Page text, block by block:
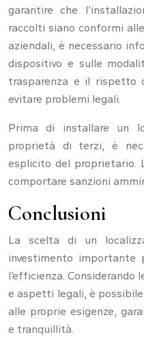
garantire che
raccolti siano conformi
aziendali, è necessario
dispositivo e sulle
trasparenza e il rispetto
evitare problemi legali.
Prima di installare un
proprietà di terzi, è
esplicito del proprietario.
comportare sanzioni
Conclusioni
La scelta di un
investimento importante
l’efficienza.
e aspetti legali, è
alle proprie esigenze,
e tranquillità.